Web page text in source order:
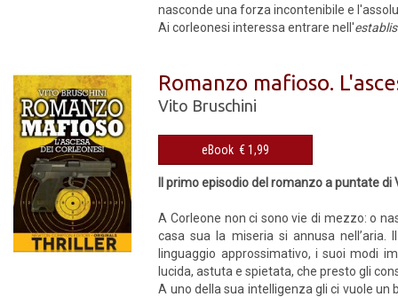
nasconde una forza incontenibile e
Ai corleonesi interessa entrare nell'
Romanzo mafioso.
Vito Bruschini
eBook € 1,99
Il primo episodio del romanzo a puntate di
A Corleone non ci sono vie di mezzo: o
casa sua la miseria si annusa
linguaggio approssimativo, i suoi modi
lucida, astuta e spietata, che presto gli
A uno della sua intelligenza gli ci vuole